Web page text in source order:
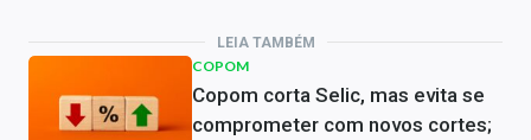
LEIA TAMBÉM
COPOM
Copom corta Selic, mas evita se
comprometer com novos cortes;